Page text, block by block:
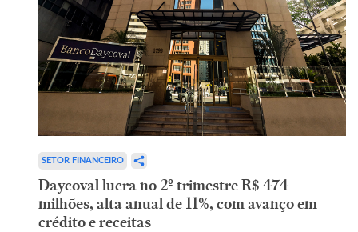
SETOR FINANCEIRO
Daycoval lucra no 2º trimestre R$ 474
milhões, alta anual de 11%, com avanço em
crédito e receitas